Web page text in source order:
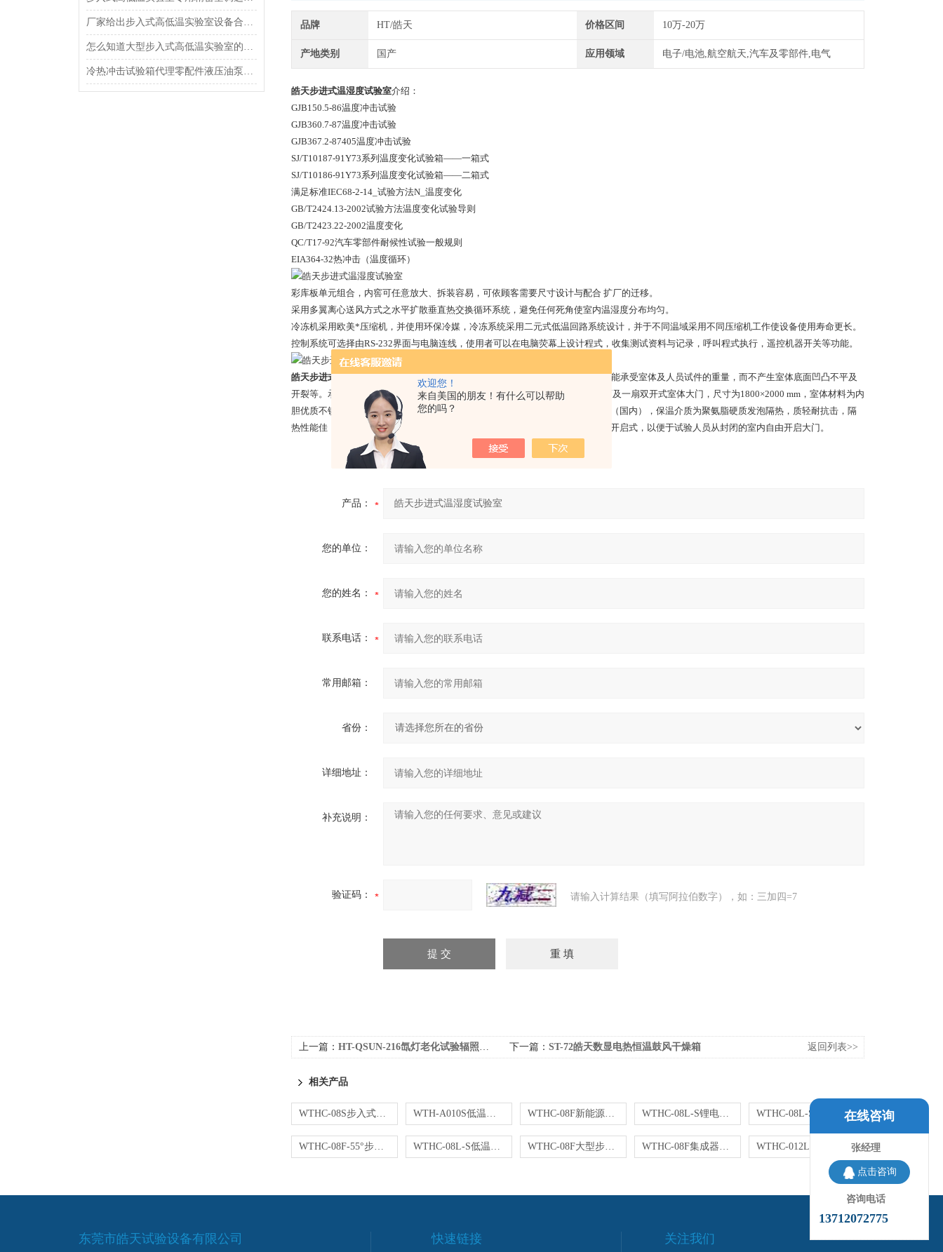
欢迎您！
来自美国的朋友！有什么可以帮助
您的吗？
厂家给出步入式高低温实验室设备合理降低消声的好方法
怎么知道大型步入式高低温实验室的品质如何?
冷热冲击试验箱代理零配件液压油泵噪声谈何?
品牌 HT/皓天 价格区间 10万-20万
产地类别 国产 应用领域 电子/电池,航空航天,汽车及零部件,电气
皓天步进式温湿度试验室介绍：
GJB150.5-86温度冲击试验
GJB360.7-87温度冲击试验
GJB367.2-87405温度冲击试验
SJ/T10187-91Y73系列温度变化试验箱——一箱式
SJ/T10186-91Y73系列温度变化试验箱——二箱式
满足标准IEC68-2-14_试验方法N_温度变化
GB/T2424.13-2002试验方法温度变化试验导则
GB/T2423.22-2002温度变化
QC/T17-92汽车零部件耐候性试验一般规则
EIA364-32热冲击（温度循环）
彩库板单元组合，内窖可任意放大、拆装容易，可依顾客需要尺寸设计与配合 扩厂的迁移。
采用多翼离心送风方式之水平扩散垂直热交换循环系统，避免任何死角使室内温湿度分布均匀。
冷冻机采用欧美*压缩机，并使用环保冷媒，冷冻系统采用二元式低温回路系统设计，并于不同温域采用不同压缩机工作使设备使用寿命更长。
控制系统可选择由RS-232界面与电脑连线，使用者可以在电脑荧幕上设计程式，收集测试资料与记录，呼叫程式执行，遥控机器开关等功能。
皓天步进式温湿度试验室底座采用8#槽钢焊接成网式框架，以便于在水平条件下能承受室体及人员试件的重量，而不产生室体底面凹凸不平及
开裂等。承受力200kg/每平方米 ，室体（试验室主体（壳体））分为六个室体面及一扇双开式室体大门，尺寸为1800×2000 mm，室体材料为内
胆优质不锈钢板（防止长时间在湿度运行状态下内壁生锈），外胆为优质彩钢板（国内），保温介质为聚氨脂硬质发泡隔热，质轻耐抗击，隔
热性能佳，步入式恒温恒湿试验箱大门材料同样为彩钢板制成，大门拉手为内外开启式，以便于试验人员从封闭的室内自由开启大门。
产品：
您的单位：
您的姓名：
联系电话：
常用邮箱：
省份：
详细地址：
补充说明：
验证码： 请输入计算结果（填写阿拉伯数字），如：三加四=7
上一篇： HT-QSUN-216氙灯老化试验辐照度精度箱 下一篇： ST-72皓天数显电热恒温鼓风干燥箱 返回列表>>
相关产品
WTHC-08S步入式高低温湿热试验舱氢能源燃料测试 WTH-A010S低温恒温恒湿试验室常年运行 WTHC-08F新能源整车高低温试验室皓天定制 WTHC-08L-S锂电池步入式温湿度盐雾复合试验机
WTHC-08F-55°步入式恒温恒湿试验室 WTHC-08L-S低温冷起动环境步入式试验舱 WTHC-08F大型步入式恒温恒湿环境试验舱 WTHC-08F集成器恒温恒湿试验室步入式潮态箱
东莞市皓天试验设备有限公司 快速链接 关注我们
在线咨询
张经理
点击咨询
咨询电话
13712072775